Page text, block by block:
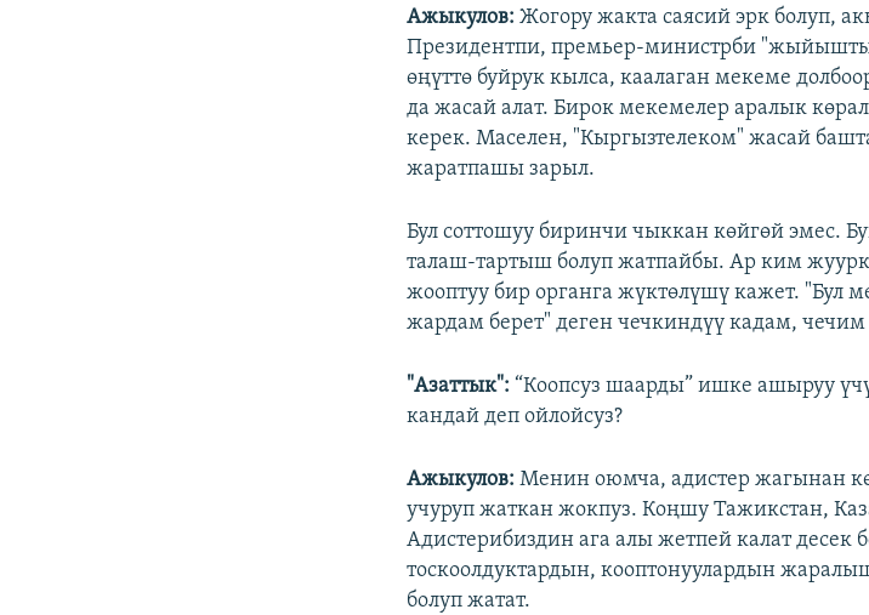
Ажыкулов:Жогору жакта саясий эрк болуп,
Президентпи, премьер-министрби
өңүттө буйрук кылса, каалаган мекеме
да жасай алат. Бирок мекемелер аралык
керек. Маселен, "Кыргызтелеком" жасай
жаратпашы зарыл.
Бул соттошуу биринчи чыккан көйгөй эмес.
талаш-тартыш болуп жатпайбы. Ар ким
жооптуу бир органга жүктөлүшү кажет.
жардам берет" деген чечкиндүү кадам, чечим
"Азаттык": “Коопсуз шаарды” ишке ашыруу
кандай деп ойлойсуз?
Ажыкулов: Менин оюмча, адистер жагынан
учуруп жаткан жокпуз. Коңшу Тажикстан,
Адистерибиздин ага алы жетпей калат десек
тоскоолдуктардын, кооптонуулардын
болуп жатат.